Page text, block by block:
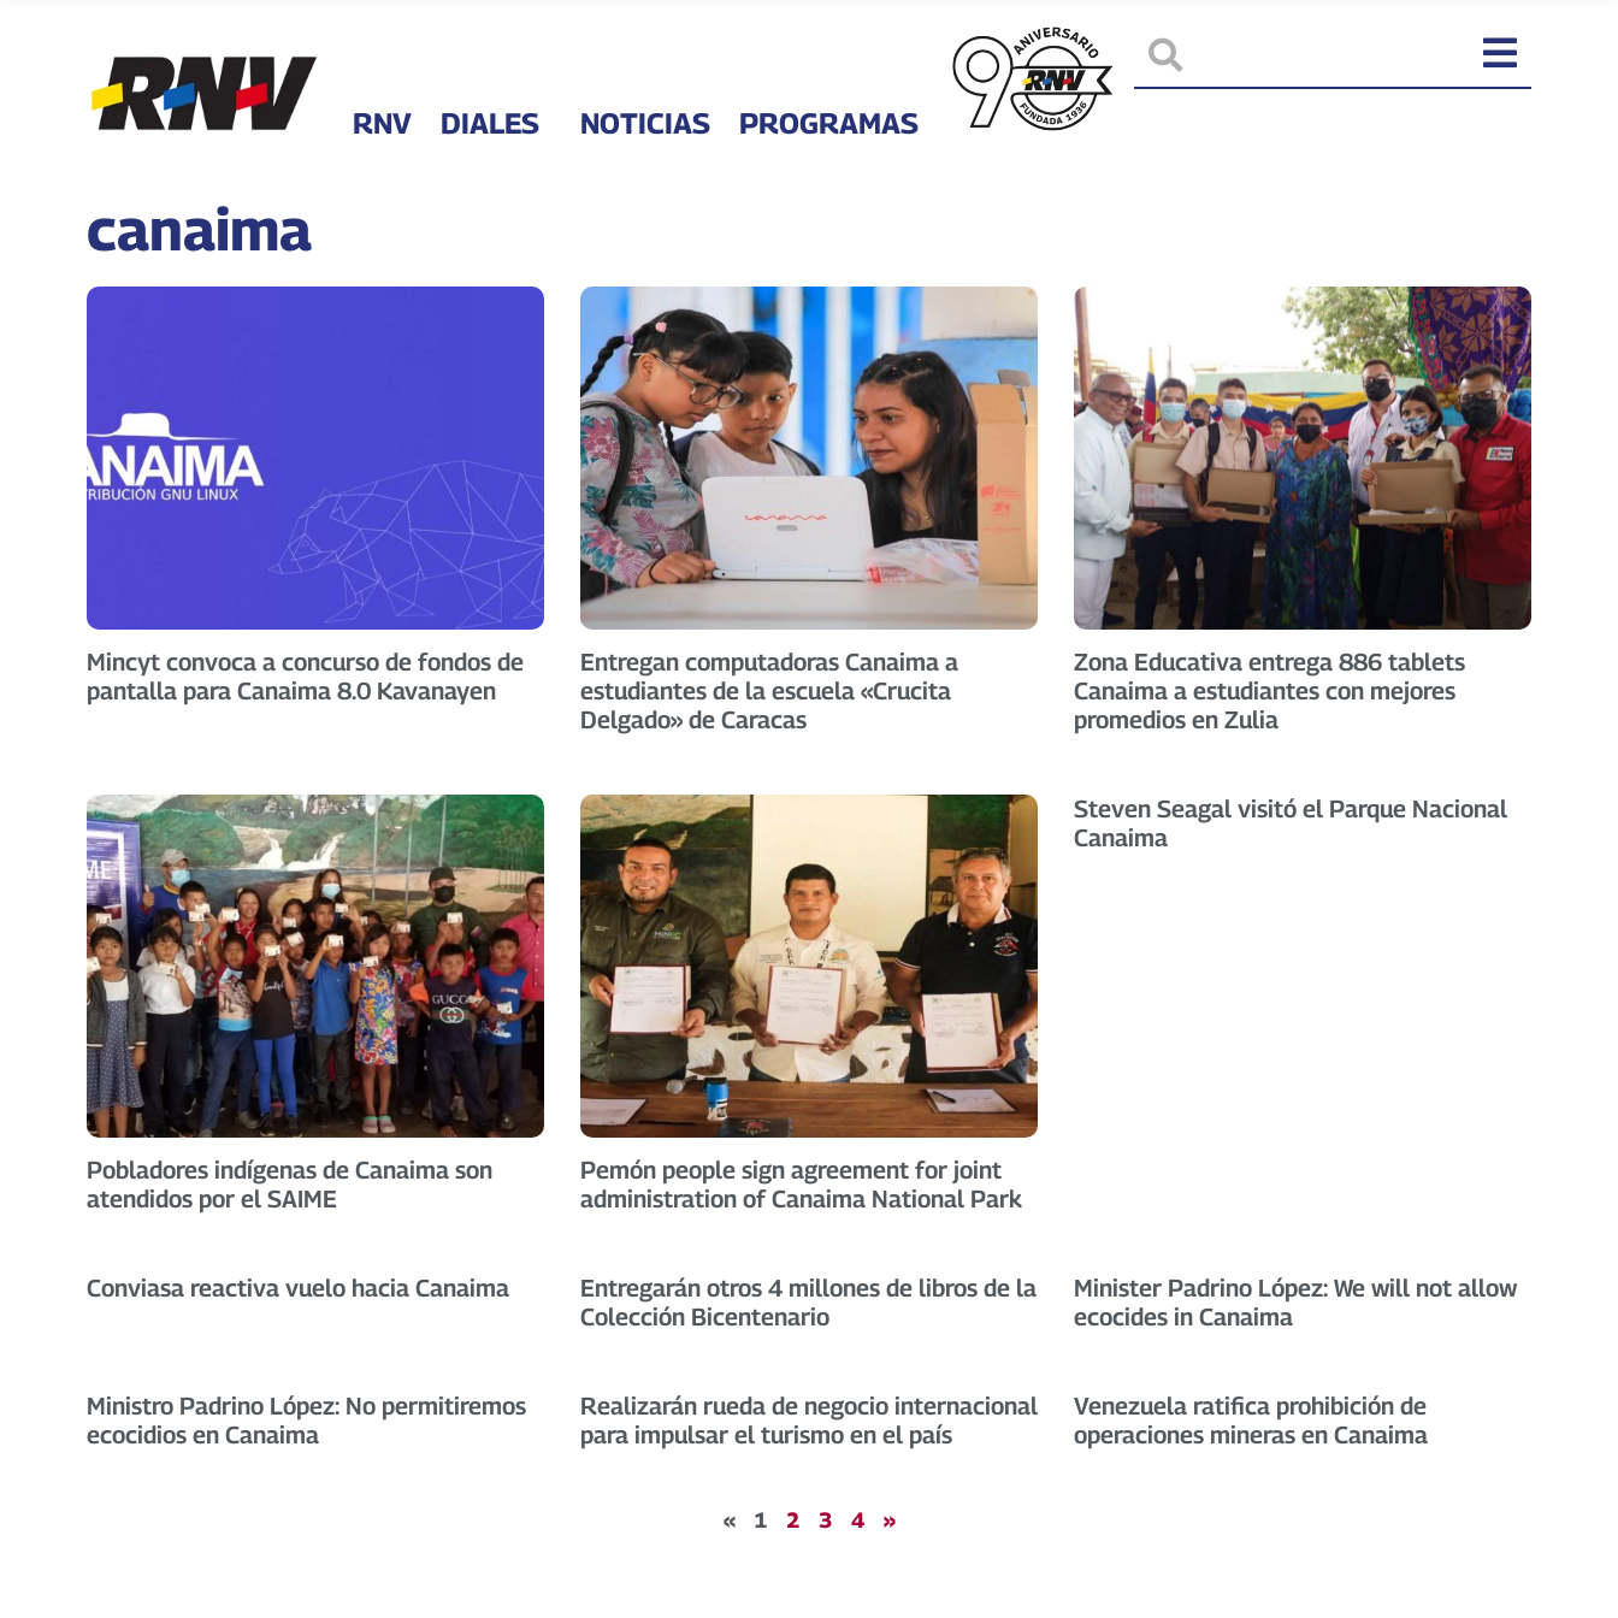
RNV DIALES NOTICIAS PROGRAMAS
canaima
Mincyt convoca a concurso de fondos de
pantalla para Canaima 8.0 Kavanayen
Entregan computadoras Canaima a
estudiantes de la escuela «Crucita
Delgado» de Caracas
Zona Educativa entrega 886 tablets
Canaima a estudiantes con mejores
promedios en Zulia
Pobladores indígenas de Canaima son
atendidos por el SAIME
Pemón people sign agreement for joint
administration of Canaima National Park
Steven Seagal visitó el Parque Nacional
Canaima
Conviasa reactiva vuelo hacia Canaima
Entregarán otros 4 millones de libros de la
Colección Bicentenario
Minister Padrino López: We will not allow
ecocides in Canaima
Ministro Padrino López: No permitiremos
ecocidios en Canaima
Realizarán rueda de negocio internacional
para impulsar el turismo en el país
Venezuela ratifica prohibición de
operaciones mineras en Canaima
« 1 2 3 4 »